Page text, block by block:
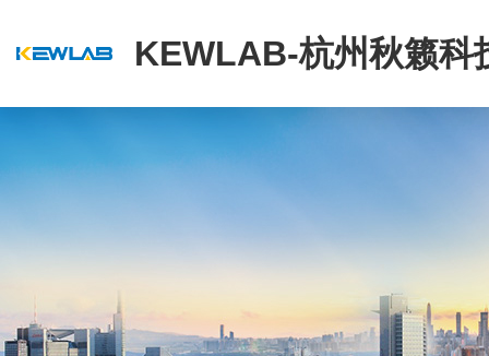
KEWLAB-杭州秋籁科
公司